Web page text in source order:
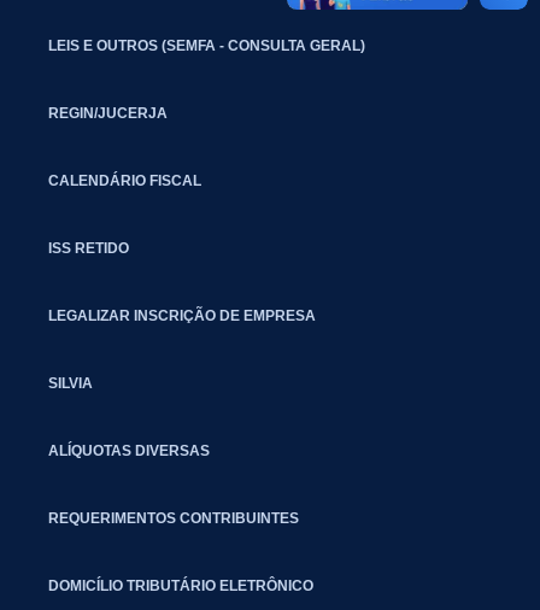
LEIS E OUTROS (SEMFA - CONSULTA GERAL)
REGIN/JUCERJA
CALENDÁRIO FISCAL
ISS RETIDO
LEGALIZAR INSCRIÇÃO DE EMPRESA
SILVIA
ALÍQUOTAS DIVERSAS
REQUERIMENTOS CONTRIBUINTES
DOMICÍLIO TRIBUTÁRIO ELETRÔNICO